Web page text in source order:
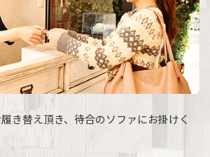
き替え頂き、待合のソファにお掛けく